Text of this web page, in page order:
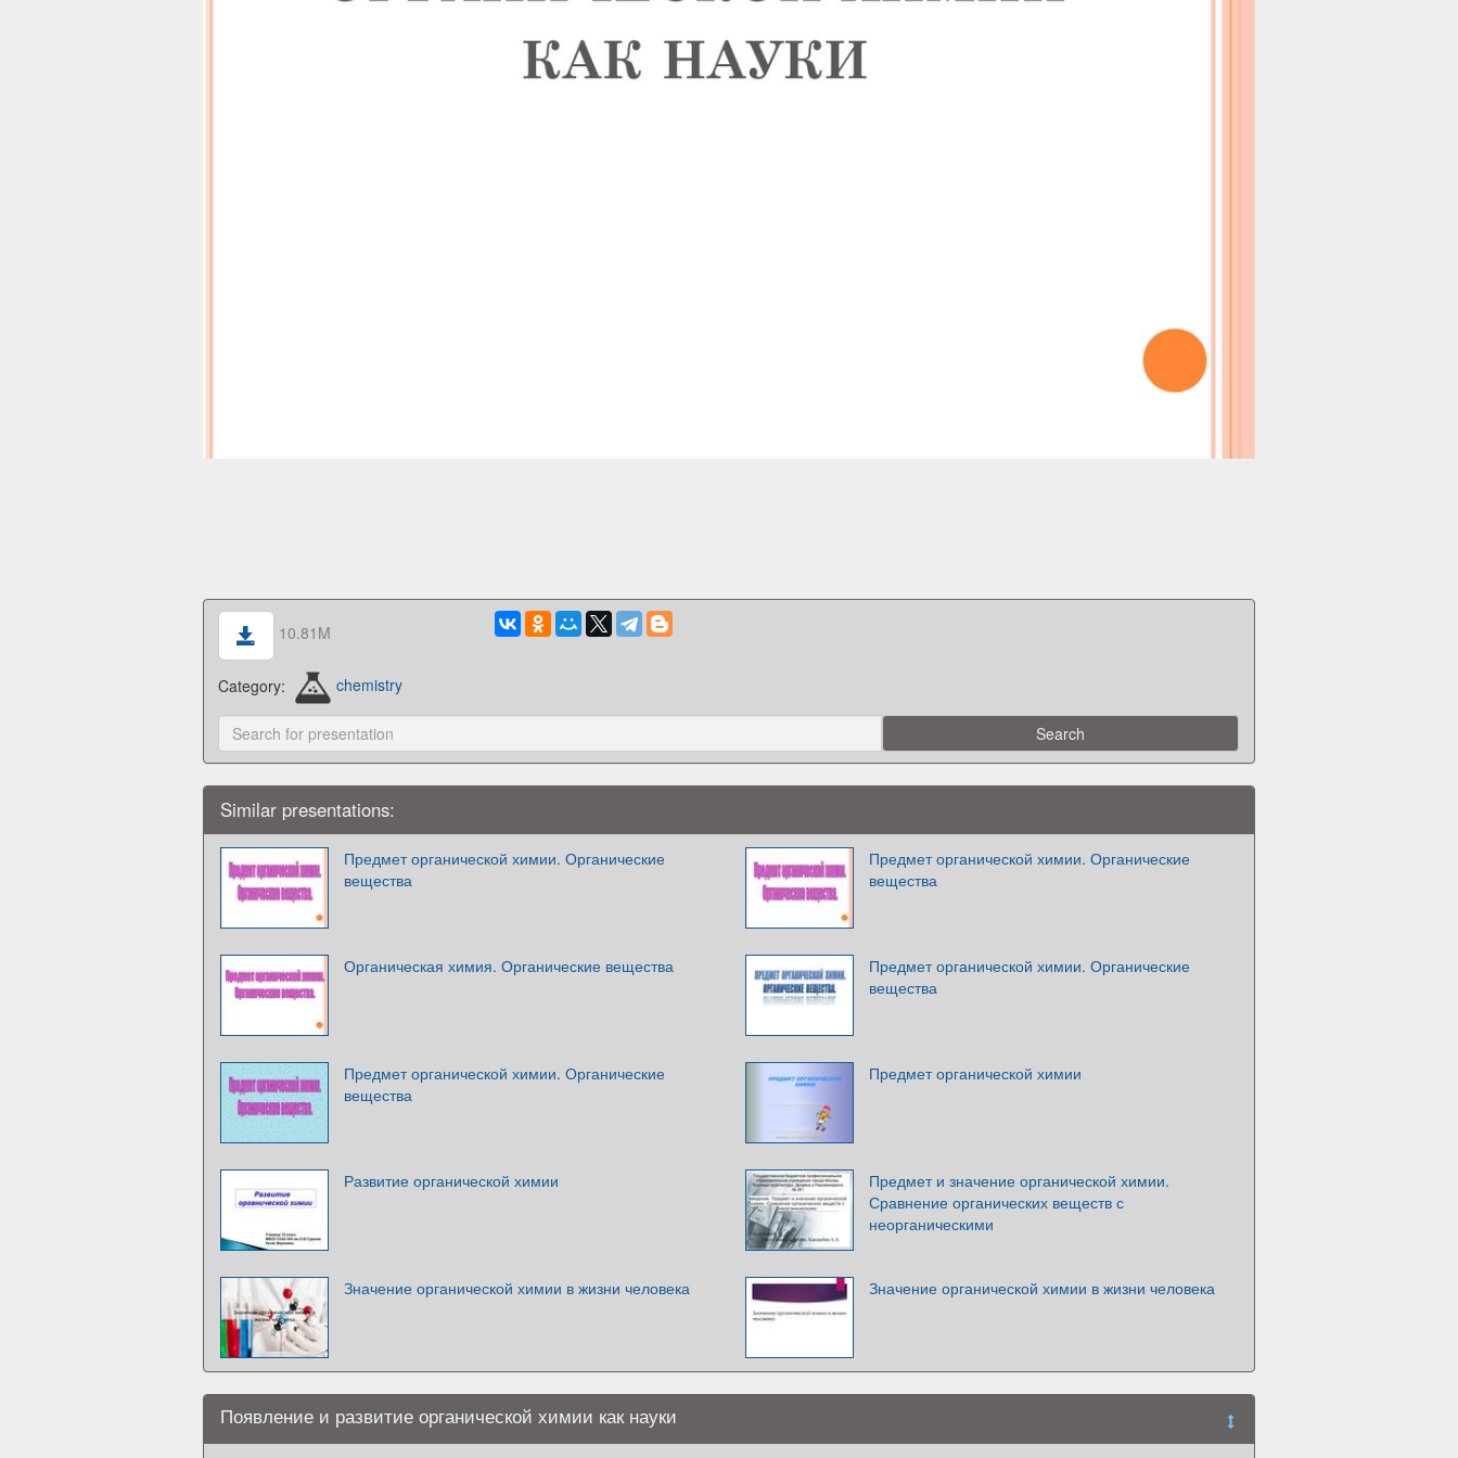
10.81M
Category: chemistry
Similar presentations:
Предмет органической химии. Органические
вещества
Предмет органической химии. Органические
вещества
Органическая химия. Органические вещества
Предмет органической химии. Органические
вещества
Предмет органической химии. Органические
вещества
Предмет органической химии
Развитие органической химии
Предмет и значение органической химии.
Сравнение органических веществ с
неорганическими
Значение органической химии в жизни человека Значение органической химии в жизни человека
Появление и развитие органической химии как науки